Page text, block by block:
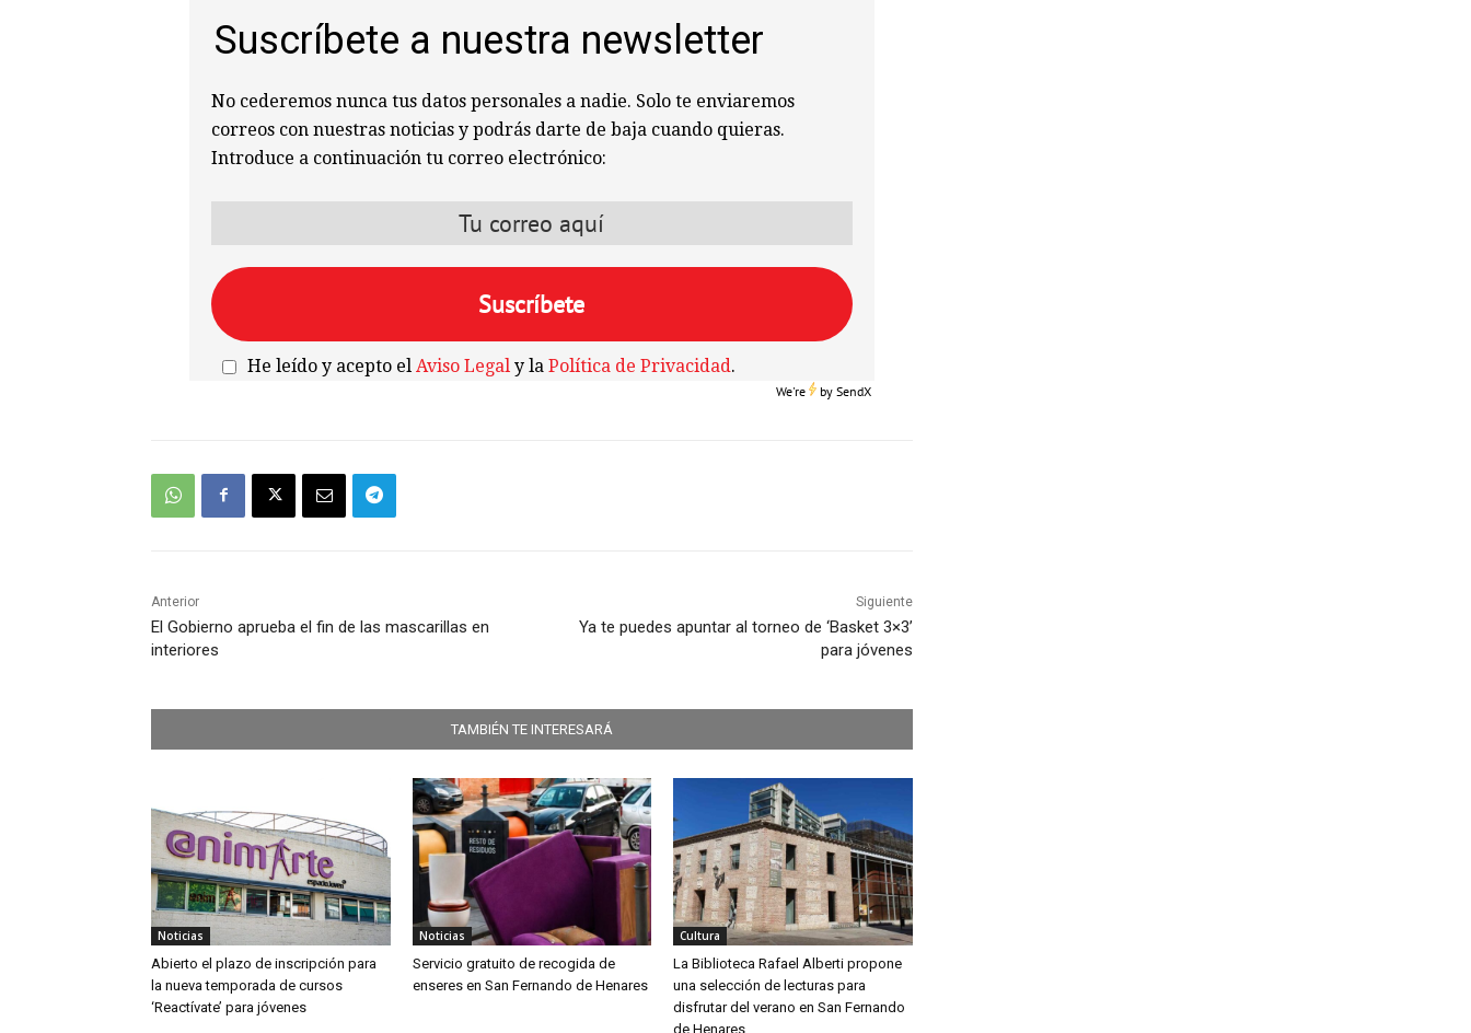
Suscríbete a nuestra newsletter
No cederemos nunca tus datos personales a nadie. Solo te enviaremos
correos con nuestras noticias y podrás darte de baja cuando quieras.
Introduce a continuación tu correo electrónico:
He leído y acepto el Aviso Legaly la Política de Privacidad.
We're bySendX
Anterior
El Gobierno aprueba el fin de las mascarillas en
interiores
Siguiente
Ya te puedes apuntar al torneo de ‘Basket 3×3’
para jóvenes
TAMBIÉN TE INTERESARÁ
Noticias
Abierto el plazo de inscripción para
la nueva temporada de cursos
‘Reactívate’ para jóvenes
Noticias
Servicio gratuito de recogida de
enseres en San Fernando de Henares
Cultura
La Biblioteca Rafael Alberti propone
una selección de lecturas para
disfrutar del verano en San Fernando
de Henares